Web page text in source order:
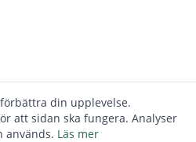
din upplevelse.
att sidan ska fungera. Analyser
används. Läs mer